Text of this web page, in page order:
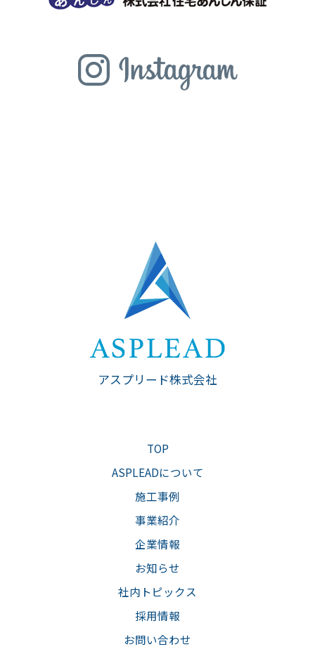
TOP
ASPLEADについて
施工事例
事業紹介
企業情報
お知らせ
社内トピックス
採用情報
お問い合わせ
アスプリード株式会社